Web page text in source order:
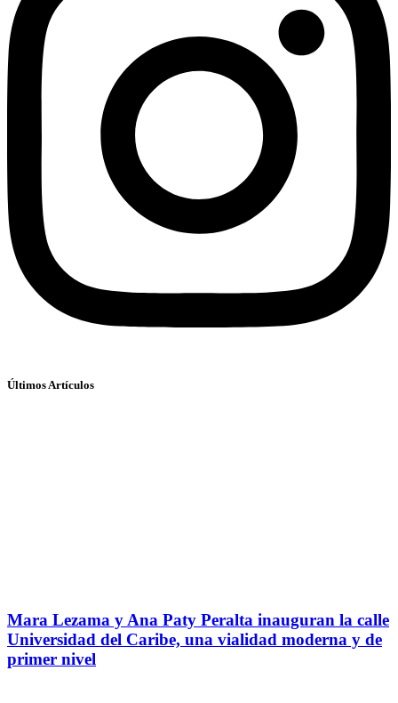
Últimos Artículos
Mara Lezama y Ana Paty Peralta inauguran la calle
Universidad del Caribe, una vialidad moderna y de
primer nivel